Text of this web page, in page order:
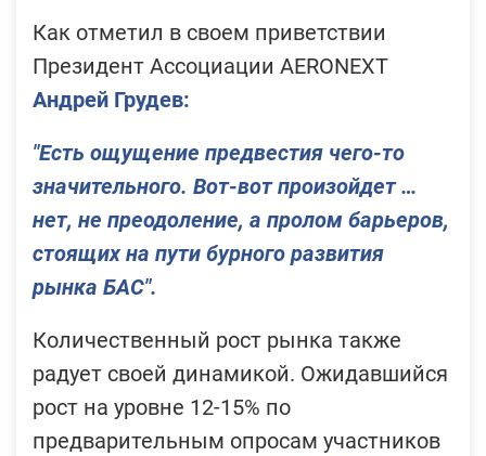
Как отметил в своем приветствии
Президент Ассоциации AERONEXT
Андрей Грудев:
"Есть ощущение предвестия чего-то
значительного. Вот-вот произойдет …
нет, не преодоление, а пролом барьеров,
стоящих на пути бурного развития
рынка БАС".
Количественный рост рынка также
радует своей динамикой. Ожидавшийся
рост на уровне 12-15% по
предварительным опросам участников